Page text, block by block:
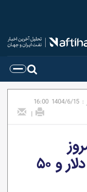
:
1404/6/15
16:00
|
۱۴۰۴/۶/۱۵ |برنت ۶۵ دلار و ۵۰